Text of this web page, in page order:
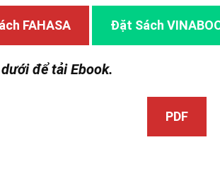
FAHASA Đặt Sách
để tải Ebook.
PDF